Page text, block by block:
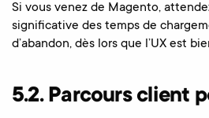
Si vous venez de Magento,
significative des temps de
d’abandon, dès lors que l’UX est
5.2. Parcours client